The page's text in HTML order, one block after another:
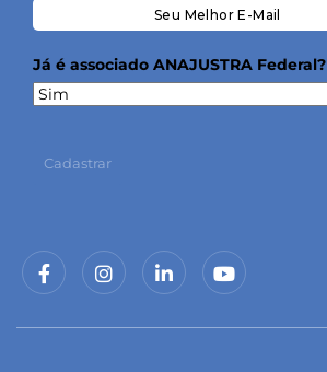
Já é associado ANAJUSTRA Federal?
Cadastrar